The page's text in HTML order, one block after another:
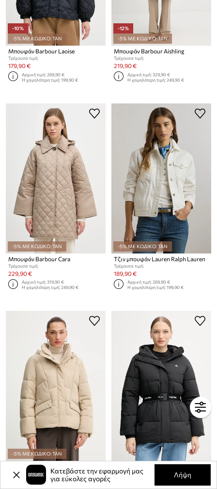
-10%
-5% ΜΕ ΚΩΔΙΚΟ: TAN
Μπουφάν Barbour Laoise
Τρέχουσα τιμή:
179,90 €
Αρχική τιμή:269,90 €
Η χαμηλότερη τιμή:199,90 €
-12%
-5% ΜΕ ΚΩΔΙΚΟ: TAN
Μπουφάν Barbour Aishling
Τρέχουσα τιμή:
219,90 €
Αρχική τιμή:329,90 €
Η χαμηλότερη τιμή:249,90 €
-5% ΜΕ ΚΩΔΙΚΟ: TAN
Μπουφάν Barbour Cara
Τρέχουσα τιμή:
229,90 €
Αρχική τιμή:319,90 €
Η χαμηλότερη τιμή:249,90 €
-5% ΜΕ ΚΩΔΙΚΟ: TAN
Τζιν μπουφάν Lauren Ralph Lauren
Τρέχουσα τιμή:
189,90 €
Αρχική τιμή:269,90 €
Η χαμηλότερη τιμή:199,90 €
-5% ΜΕ ΚΩΔΙΚΟ: TAN
Μπουφάν BOSS Bashinah
Τρέχουσα τιμή:
199,90 €
Μπουφάν Calvin Klein Jeans
Κατεβάστε την εφαρμογή μας
για εύκολες αγορές
Λήψη